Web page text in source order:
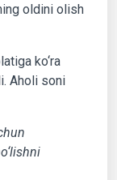
oldini olish
ko‘ra
Aholi soni